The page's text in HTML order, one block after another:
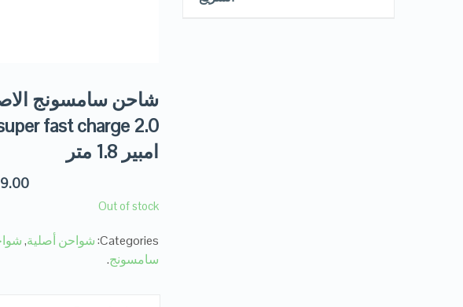
امبير 1.8 متر
Out of stock
Categories: شواحن أصلية,
سامسونج.